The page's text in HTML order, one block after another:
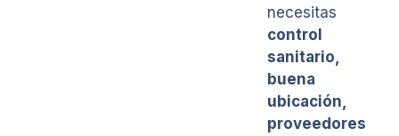
necesitas
control
sanitario,
buena
ubicación,
proveedores